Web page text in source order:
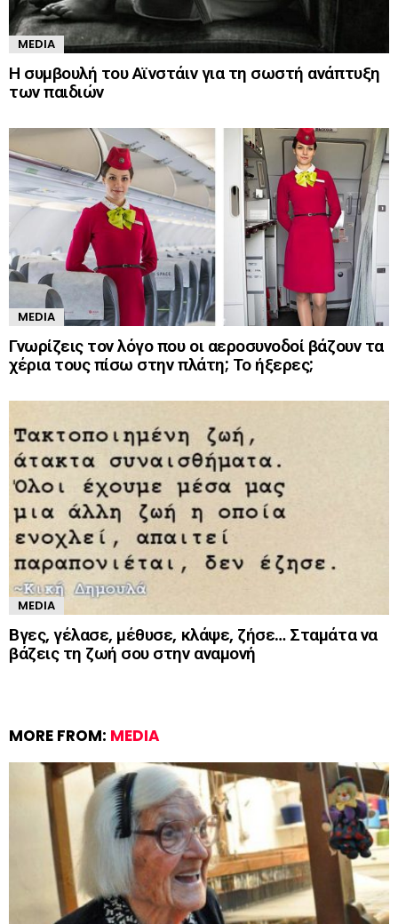
MEDIA
Η συμβουλή του Αϊνστάιν για τη σωστή ανάπτυξη
των παιδιών
MEDIA
Γνωρίζεις τον λόγο που οι αεροσυνοδοί βάζουν τα
χέρια τους πίσω στην πλάτη; Το ήξερες;
MEDIA
Βγες, γέλασε, μέθυσε, κλάψε, ζήσε… Σταμάτα να
βάζεις τη ζωή σου στην αναμονή
MORE FROM: MEDIA